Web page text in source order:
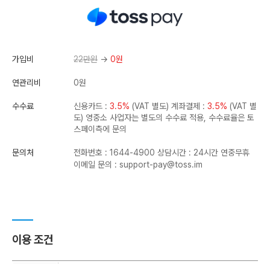
가입비 22만원 → 0원
연관리비 0원
수수료 신용카드 : 3.5% (VAT 별도) 계좌결제 : 3.5% (VAT 별
도) 영중소 사업자는 별도의 수수료 적용, 수수료율은 토
스페이측에 문의
문의처 전화번호 : 1644-4900 상담시간 : 24시간 연중무휴
이메일 문의 : support-pay@toss.im
이용 조건